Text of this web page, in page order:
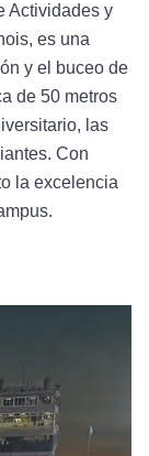
Actividades y
es una
y el buceo de
de 50 metros
las
Con
la excelencia